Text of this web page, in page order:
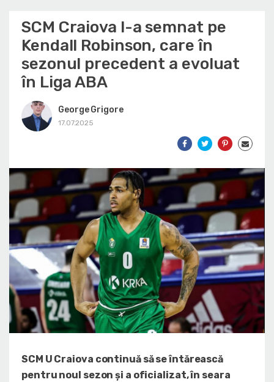
SCM Craiova l-a semnat pe
Kendall Robinson, care în
sezonul precedent a evoluat
în Liga ABA
George Grigore
17.07.2025
SCM U Craiova continuă să se întărească
pentru noul sezon și a oficializat, în seara